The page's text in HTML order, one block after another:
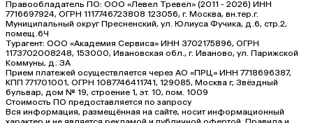
Правообладатель ПО: ООО «Левел Тревел» (2011 - 2026) ИНН
7716697924, ОГРН 1117746723808 123056, г. Москва, вн.тер.г.
Муниципальный округ Пресненский, ул. Юлиуса Фучика, д.6, стр.2,
помещ.6Ч
Турагент: ООО «Академия Сервиса» ИНН 3702175896, ОГРН
1173702008248, 153000, Ивановская обл., г. Иваново, ул. Парижской
Коммуны, д. ЗА
Прием платежей осуществляется через АО «ПРЦ» ИНН 7718696387,
КПП 771701001, ОГРН 1087746411741, 129085, Москва г, Звёздный
бульвар, дом № 19, строение 1, эт. 10, пом. 1009
Стоимость ПО предоставляется по запросу
Вся информация, размещённая на сайте, носит информационный